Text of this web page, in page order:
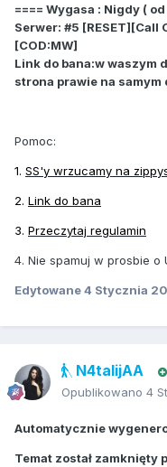
==== Wygasa : Nigdy (
Serwer: #5
[COD:MW]
Link do bana:w waszym
strona prawie na samym
Pomoc:
1. SS'y wrzucamy na
2. Link do bana
3. Przeczytaj regulamin
4. Nie spamuj w prosbie o
Edytowane4 Stycznia
N4talijAA
Opublikowano 4
Automatycznie
Temat został zamknięty